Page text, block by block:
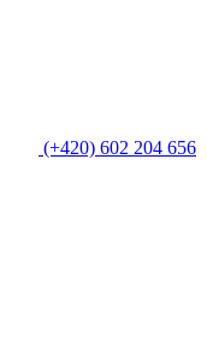
(+420) 602 204 656